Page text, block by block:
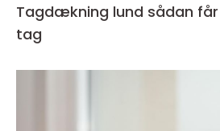
Tagdækning lund sådan får du et holdbart
tag